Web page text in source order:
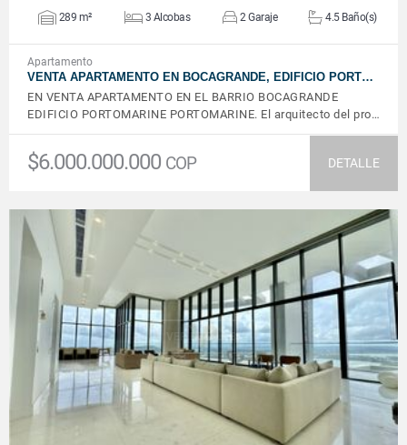
289 m² 3 Alcobas 2 Garaje 4.5 Baño(s)
Apartamento
VENTA APARTAMENTO EN BOCAGRANDE, EDIFICIO PORT…
EN VENTA APARTAMENTO EN EL BARRIO BOCAGRANDE
EDIFICIO PORTOMARINE PORTOMARINE. El arquitecto del pro…
$6.000.000.000 COP DETALLE
VER DETALLES